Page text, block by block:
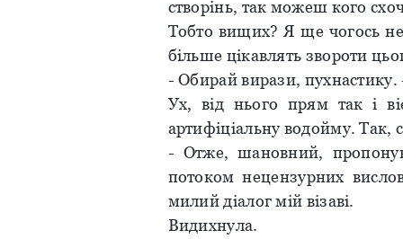
створінь, так можеш кого
Тобто вищих? Я ще чогось
більше цікавлять звороти
- Обирай вирази,
Ух, від нього прям так і
артифіціальну водойму.
- Отже, шановний,
потоком нецензурних
милий діалог мій візаві.
Видихнула.